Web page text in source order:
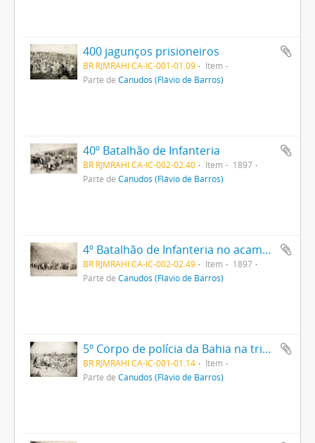
400 jagunços prisioneiros
BR RJMRAHI CA-IC-001-01.09
Item
Parte de Canudos (Flávio de Barros)
40º Batalhão de Infanteria
BR RJMRAHI CA-IC-002-02.40 Item
1897
Parte de Canudos (Flávio de Barros)
4º Batalhão de Infanteria no acampamento
BR RJMRAHI CA-IC-002-02.49 Item
1897
Parte de Canudos (Flávio de Barros)
5º Corpo de polícia da Bahia na trincheira
BR RJMRAHI CA-IC-001-01.14
Item
Parte de Canudos (Flávio de Barros)